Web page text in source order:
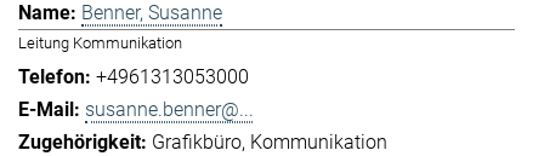
Benner, Susanne
Leitung Kommunikation
+4961313053000
susanne.benner@...
Grafikbüro Kommunikation